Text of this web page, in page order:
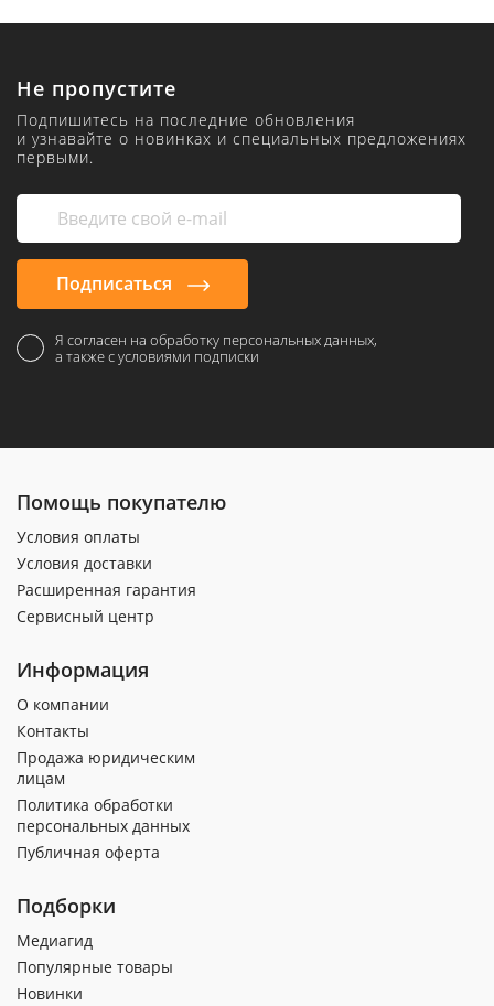
Не пропустите
Подпишитесь на последние обновления
и узнавайте о новинках и специальных предложениях
первыми.
Подписаться
Я согласен на обработку персональных данных,
а также с условиями подписки
Помощь покупателю
Условия оплаты
Условия доставки
Расширенная гарантия
Сервисный центр
Информация
О компании
Контакты
Продажа юридическим
лицам
Политика обработки
персональных данных
Публичная оферта
Подборки
Медиагид
Популярные товары
Новинки